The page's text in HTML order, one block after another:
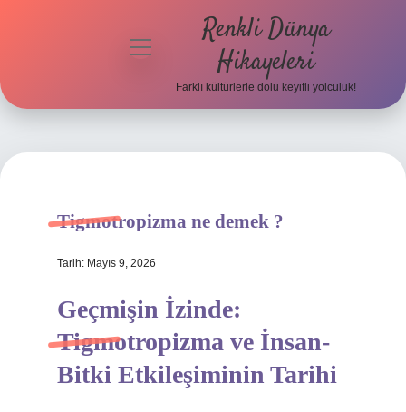
menüyü
Renkli Dünya
Hikayeleri
Farklı kültürlerle dolu keyifli yolculuk!
Tigmotropizma ne demek ?
Tarih: Mayıs 9, 2026
Geçmişin İzinde:
Tigmotropizma ve İnsan-
Bitki Etkileşiminin Tarihi